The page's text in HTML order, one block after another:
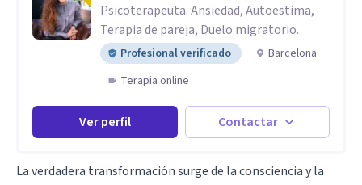
Psicoterapeuta. Ansiedad, Autoestima,
Terapia de pareja, Duelo migratorio.
Profesional verificado
Barcelona
Terapia online
Ver perfil Contactar
La verdadera transformación surge de la consciencia y la